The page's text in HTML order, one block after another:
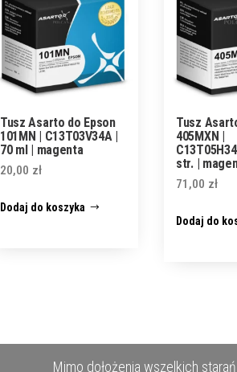
Tusz Asarto do Epson
101MN | C13T03V34A |
70 ml | magenta
20,00 zł
Dodaj do koszyka
Tusz
405MXN |
str. |
71,00 zł
Dodaj do
Mimo dołożenia wszelkich